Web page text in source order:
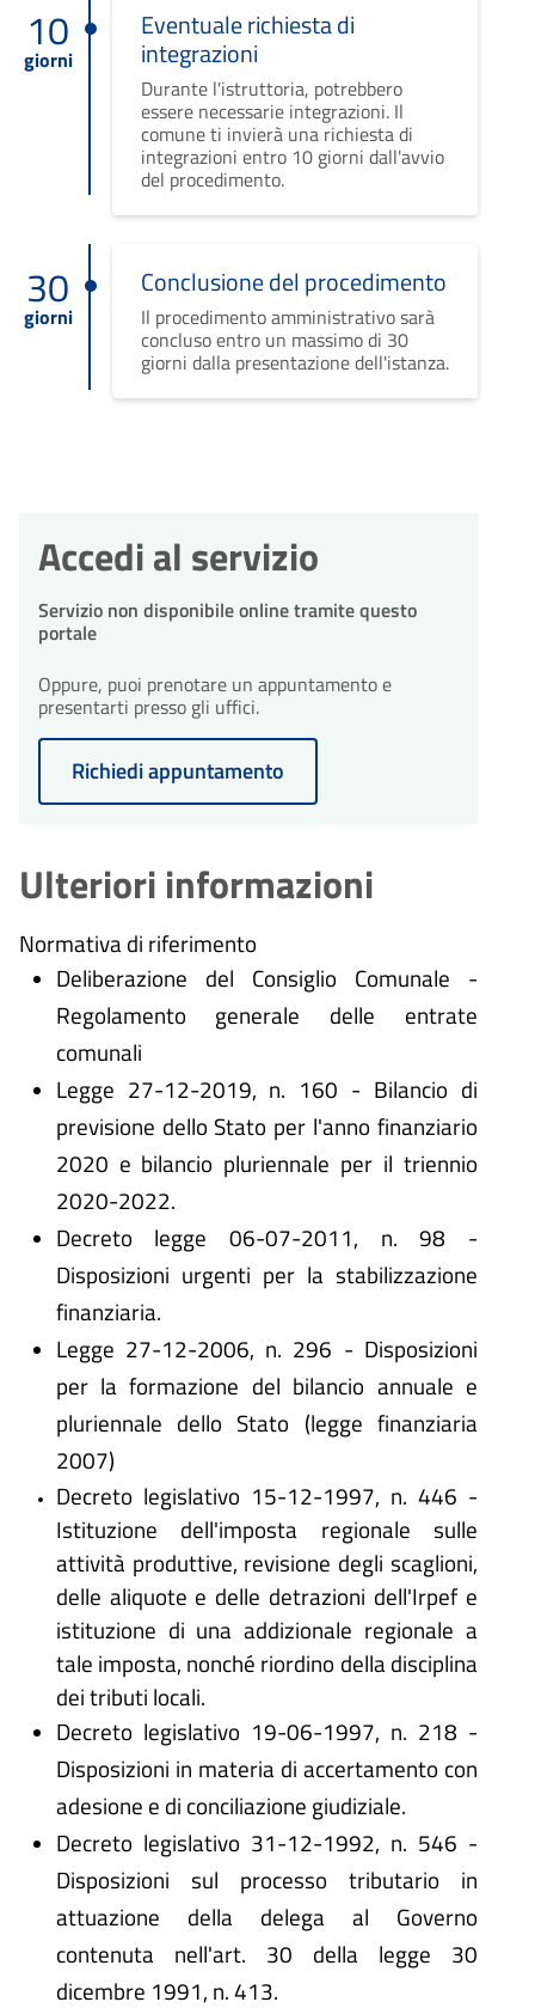
10
giorni
Eventuale richiesta di
integrazioni
Durante l'istruttoria, potrebbero
essere necessarie integrazioni. Il
comune ti invierà una richiesta di
integrazioni entro 10 giorni dall'avvio
del procedimento.
30
giorni
Conclusione del procedimento
Il procedimento amministrativo sarà
concluso entro un massimo di 30
giorni dalla presentazione dell'istanza.
Accedi al servizio
Servizio non disponibile online tramite questo
portale
Oppure, puoi prenotare un appuntamento e
presentarti presso gli uffici.
Richiedi appuntamento
Ulteriori informazioni
Normativa di riferimento
Deliberazione del Consiglio Comunale -
Regolamento generale delle entrate
comunali
Legge 27-12-2019, n. 160 - Bilancio di
previsione dello Stato per l'anno finanziario
2020 e bilancio pluriennale per il triennio
2020-2022.
Decreto legge 06-07-2011, n. 98 -
Disposizioni urgenti per la stabilizzazione
finanziaria.
Legge 27-12-2006, n. 296 - Disposizioni
per la formazione del bilancio annuale e
pluriennale dello Stato (legge finanziaria
2007)
Decreto legislativo 15-12-1997, n. 446 -
Istituzione dell'imposta regionale sulle
attività produttive, revisione degli scaglioni,
delle aliquote e delle detrazioni dell'Irpef e
istituzione di una addizionale regionale a
tale imposta, nonché riordino della disciplina
dei tributi locali.
Decreto legislativo 19-06-1997, n. 218 -
Disposizioni in materia di accertamento con
adesione e di conciliazione giudiziale.
Decreto legislativo 31-12-1992, n. 546 -
Disposizioni sul processo tributario in
attuazione della delega al Governo
contenuta nell'art. 30 della legge 30
dicembre 1991, n. 413.